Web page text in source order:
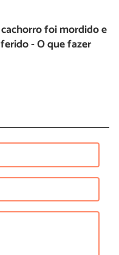
foi mordido e
- O que fazer